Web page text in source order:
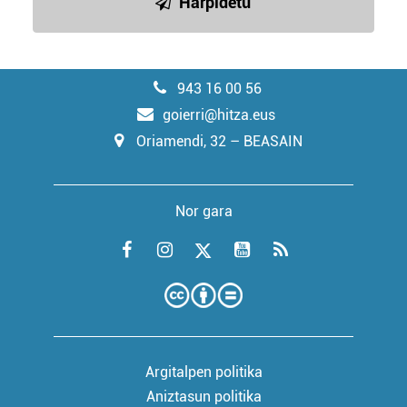
943 16 00 56
goierri@hitza.eus
Oriamendi, 32 – BEASAIN
Nor gara
Argitalpen politika
Aniztasun politika